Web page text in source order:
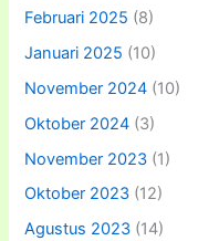
Februari 2025 (8)
Januari 2025 (10)
November 2024 (10)
Oktober 2024 (3)
November 2023 (1)
Oktober 2023 (12)
Agustus 2023 (14)